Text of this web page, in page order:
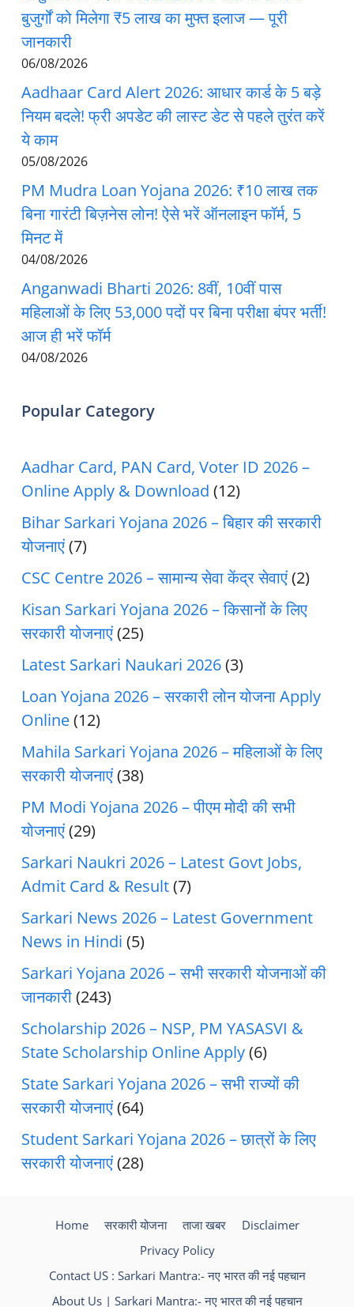
बुजुर्गों को मिलेगा ₹5 लाख का मुफ्त इलाज — पूरी
जानकारी
06/08/2026
Aadhaar Card Alert 2026: आधार कार्ड के 5 बड़े
नियम बदले! फ्री अपडेट की लास्ट डेट से पहले तुरंत करें
ये काम
05/08/2026
PM Mudra Loan Yojana 2026: ₹10 लाख तक
बिना गारंटी बिज़नेस लोन! ऐसे भरें ऑनलाइन फॉर्म, 5
मिनट में
04/08/2026
Anganwadi Bharti 2026: 8वीं, 10वीं पास
महिलाओं के लिए 53,000 पदों पर बिना परीक्षा बंपर भर्ती!
आज ही भरें फॉर्म
04/08/2026
Popular Category
Aadhar Card, PAN Card, Voter ID 2026 –
Online Apply & Download (12)
Bihar Sarkari Yojana 2026 – बिहार की सरकारी
योजनाएं(7)
CSC Centre 2026 – सामान्य सेवा केंद्र सेवाएं(2)
Kisan Sarkari Yojana 2026 – किसानों के लिए
सरकारी योजनाएं(25)
Latest Sarkari Naukari 2026(3)
Loan Yojana 2026 – सरकारी लोन योजना Apply
Online(12)
Mahila Sarkari Yojana 2026 – महिलाओं के लिए
सरकारी योजनाएं(38)
PM Modi Yojana 2026 – पीएम मोदी की सभी
योजनाएं(29)
Sarkari Naukri 2026 – Latest Govt Jobs,
Admit Card & Result(7)
Sarkari News 2026 – Latest Government
News in Hindi (5)
Sarkari Yojana 2026 – सभी सरकारी योजनाओं की
जानकारी(243)
Scholarship 2026 – NSP, PM YASASVI &
State Scholarship Online Apply(6)
State Sarkari Yojana 2026 – सभी राज्यों की
सरकारी योजनाएं(64)
Student Sarkari Yojana 2026 – छात्रों के लिए
सरकारी योजनाएं(28)
Home सरकारी योजना ताजा खबर
Disclaimer
Privacy Policy
Contact US : Sarkari Mantra:- नए भारत की नई पहचान
About Us | Sarkari Mantra:- नए भारत की नई पहचान